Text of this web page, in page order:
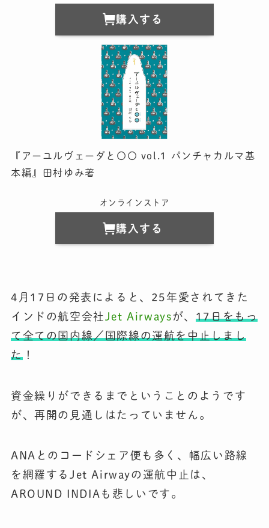
購入する
『アーユルヴェーダと〇〇 vol.1 パンチャカルマ基
本編』田村ゆみ著
オンラインストア
購入する
4月17日の発表によると、25年愛されてきた
インドの航空会社 Jet Airwaysが、 17日をもっ
て全ての国内線／国際線の運航を中止しまし
た！
資金繰りができるまでということのようです
が、再開の見通しはたっていません。
ANAとのコードシェア便も多く、幅広い路線
を網羅するJet Airwayの運航中止は、
AROUND INDIAも悲しいです。